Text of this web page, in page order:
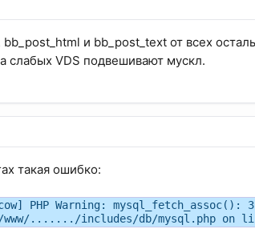
и bb_post_text от всех
слабых VDS подвешивают мускл.
такая ошибко:
PHP Warning:
......./includes/db/mysql.php on